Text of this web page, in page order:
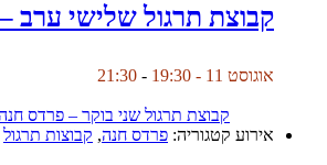
קבוצת תרגול שלישי ערב
אוגוסט 11 - 19:30 -
21:30
קבוצת תרגול שני בוקר – פרדס
אירוע קטגוריה: פרדס חנה, קבוצות תרגול